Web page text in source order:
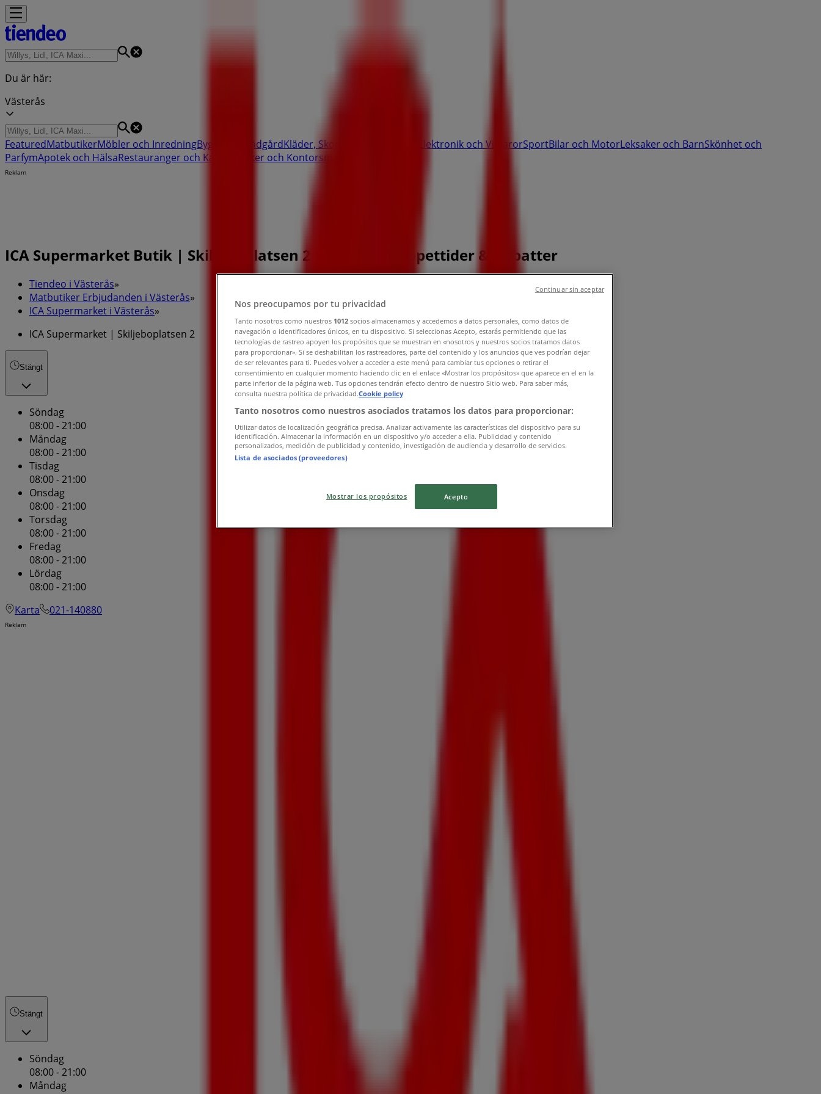
Du är här:
Västerås
FeaturedMatbutikerMöbler och InredningBygg och TrädgårdKläder, Skor och Accessoarer Elektronik och VitvarorSportBilar och MotorLeksaker och BarnSkönhet och
ParfymApotek och HälsaRestauranger och Kaféer Böcker och Kontorsmaterial
Reklam
ICA Supermarket Butik | Skiljeboplatsen 2, Västerås - Öppettider & Rabatter
Tiendeo i Västerås»
Matbutiker Erbjudanden i Västerås»
ICA Supermarket i Västerås»
ICA Supermarket | Skiljeboplatsen 2
Stängt
Söndag
08:00 - 21:00
Måndag
08:00 - 21:00
Tisdag
08:00 - 21:00
Onsdag
08:00 - 21:00
Torsdag
08:00 - 21:00
Fredag
08:00 - 21:00
Lördag
08:00 - 21:00
Karta
021-140880
Reklam
Stängt
Söndag
08:00 - 21:00
Måndag
Nos preocupamos por tu privacidad
Tanto nosotros como nuestros 1012 socios almacenamos y accedemos a datos personales, como datos de
navegación o identificadores únicos, en tu dispositivo. Si seleccionas Acepto, estarás permitiendo que las
tecnologías de rastreo apoyen los propósitos que se muestran en «nosotros y nuestros socios tratamos datos
para proporcionar». Si se deshabilitan los rastreadores, parte del contenido y los anuncios que ves podrían dejar
de ser relevantes para ti. Puedes volver a acceder a este menú para cambiar tus opciones o retirar el
consentimiento en cualquier momento haciendo clic en el enlace «Mostrar los propósitos» que aparece en el en la
parte inferior de la página web. Tus opciones tendrán efecto dentro de nuestro Sitio web. Para saber más,
consulta nuestra política de privacidad.Cookie policy
Tanto nosotros como nuestros asociados tratamos los datos para proporcionar:
Utilizar datos de localización geográfica precisa. Analizar activamente las características del dispositivo para su
identificación. Almacenar la información en un dispositivo y/o acceder a ella. Publicidad y contenido
personalizados, medición de publicidad y contenido, investigación de audiencia y desarrollo de servicios.
Lista de asociados (proveedores)
Mostrar los propósitos Acepto
Continuar sin aceptar